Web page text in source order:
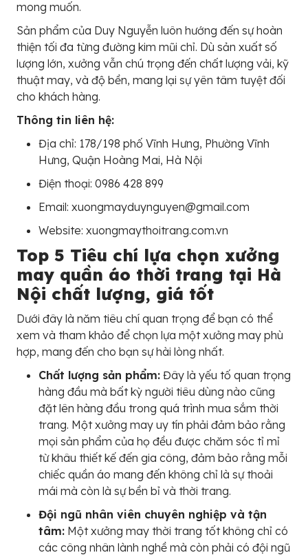
mong muốn.
Sản phẩm của Duy Nguyễn luôn hướng đến sự hoàn
thiện tối đa từng đường kim mũi chỉ. Dù sản xuất số
lượng lớn, xưởng vẫn chú trọng đến chất lượng vải, kỹ
thuật may, và độ bền, mang lại sự yên tâm tuyệt đối
cho khách hàng.
Thông tin liên hệ:
Địa chỉ: 178/198 phố Vĩnh Hưng, Phường Vĩnh
Hưng, Quận Hoàng Mai, Hà Nội
Điện thoại: 0986 428 899
Email: xuongmayduynguyen@gmail.com
Website: xuongmaythoitrang.com.vn
Top 5 Tiêu chí lựa chọn xưởng
may quần áo thời trang tại Hà
Nội chất lượng, giá tốt
Dưới đây là năm tiêu chí quan trọng để bạn có thể
xem và tham khảo để chọn lựa một xưởng may phù
hợp, mang đến cho bạn sự hài lòng nhất.
Chất lượng sản phẩm: Đây là yếu tố quan trọng
hàng đầu mà bất kỳ người tiêu dùng nào cũng
đặt lên hàng đầu trong quá trình mua sắm thời
trang. Một xưởng may uy tín phải đảm bảo rằng
mọi sản phẩm của họ đều được chăm sóc tỉ mỉ
từ khâu thiết kế đến gia công, đảm bảo rằng mỗi
chiếc quần áo mang đến không chỉ là sự thoải
mái mà còn là sự bền bỉ và thời trang.
Đội ngũ nhân viên chuyên nghiệp và tận
tâm: Một xưởng may thời trang tốt không chỉ có
các công nhân lành nghề mà còn phải có đội ngũ